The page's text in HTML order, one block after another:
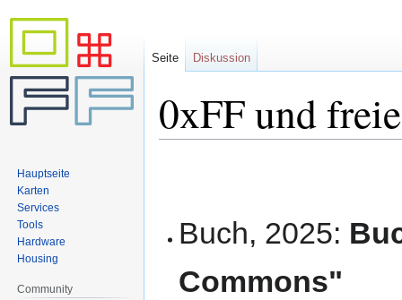
0xFF und
Buch, 2025:
Commons"
Seite Diskussion
Hauptseite
Karten
Services
Tools
Hardware
Housing
Community